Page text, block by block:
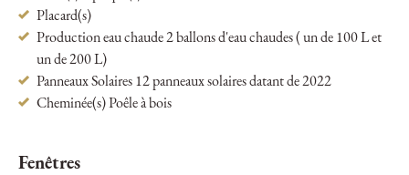
Placard(s)
Production eau chaude 2 ballons d'eau chaudes ( un de 100 L et
un de 200 L)
Panneaux Solaires 12 panneaux solaires datant de 2022
Cheminée(s) Poêle à bois
Fenêtres